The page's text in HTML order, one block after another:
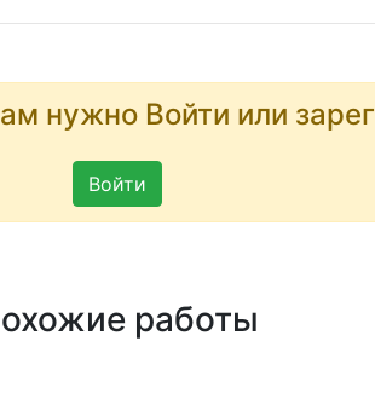
нужно Войти или
Войти
работы